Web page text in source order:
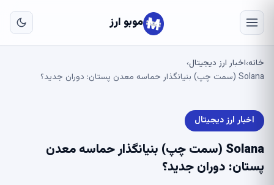
موبو ارز
خانه›اخبار ارز دیجیتال›
Solana (سمت چپ) بنیانگذار حماسه معدن پستان: دوران جدید؟
اخبار ارز دیجیتال
Solana (سمت چپ) بنیانگذار حماسه معدن
پستان: دوران جدید؟